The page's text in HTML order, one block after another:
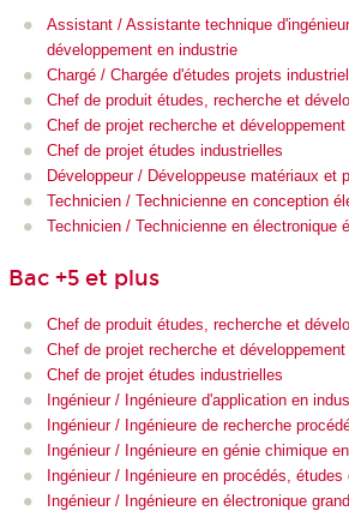
Assistant / Assistante technique
développement en industrie
Chargé / Chargée d'études projets
Chef de produit études, recherche et
Chef de projet recherche et
Chef de projet études industrielles
Développeur / Développeuse matériaux et
Technicien / Technicienne en conception
Technicien / Technicienne en électronique
Bac +5 et plus
Chef de produit études, recherche et
Chef de projet recherche et
Chef de projet études industrielles
Ingénieur / Ingénieure d'application en
Ingénieur / Ingénieure de recherche
Ingénieur / Ingénieure en génie chimique
Ingénieur / Ingénieure en procédés,
Ingénieur / Ingénieure en électronique